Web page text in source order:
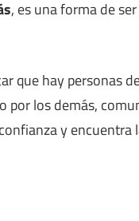
, es una forma de
que hay personas
por los demás,
y